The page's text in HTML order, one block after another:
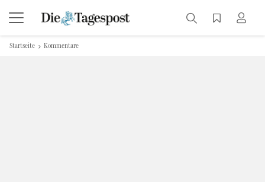
Startseite Kommentare